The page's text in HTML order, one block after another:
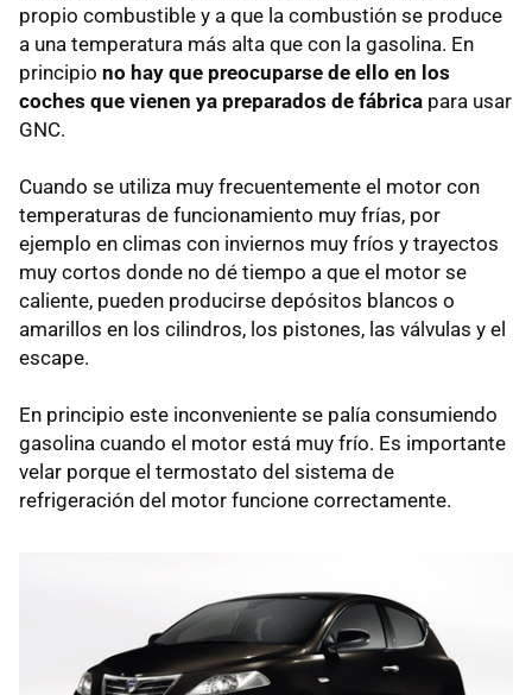
propio combustible y a que la combustión se produce
a una temperatura más alta que con la gasolina. En
principio no hay que preocuparse de ello en los
coches que vienen ya preparados de fábrica para usar
GNC.
Cuando se utiliza muy frecuentemente el motor con
temperaturas de funcionamiento muy frías, por
ejemplo en climas con inviernos muy fríos y trayectos
muy cortos donde no dé tiempo a que el motor se
caliente, pueden producirse depósitos blancos o
amarillos en los cilindros, los pistones, las válvulas y el
escape.
En principio este inconveniente se palía consumiendo
gasolina cuando el motor está muy frío. Es importante
velar porque el termostato del sistema de
refrigeración del motor funcione correctamente.